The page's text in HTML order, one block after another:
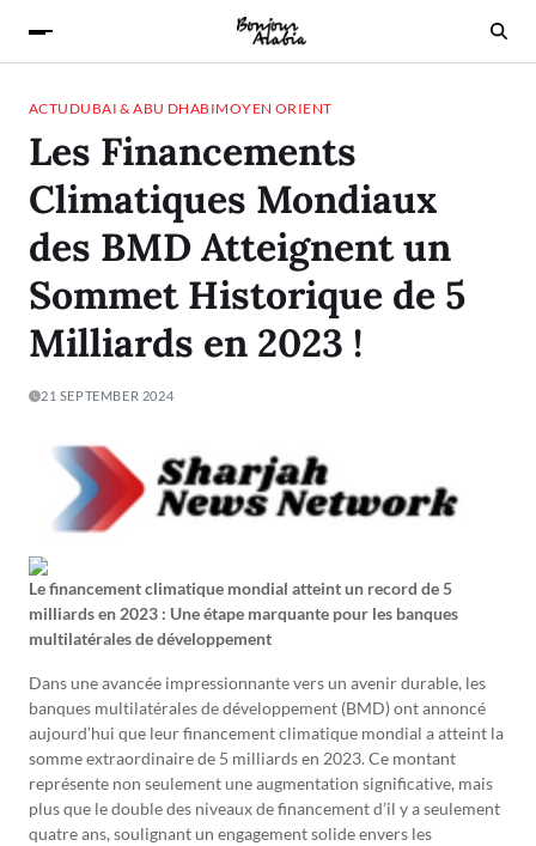
ACTU DUBAI & ABU DHABIMOYEN ORIENT
Les Financements
Climatiques Mondiaux
des BMD Atteignent un
Sommet Historique de 5
Milliards en 2023 !
21 SEPTEMBER 2024
Le financement climatique mondial atteint un record de 5
milliards en 2023 : Une étape marquante pour les banques
multilatérales de développement
Dans une avancée impressionnante vers un avenir durable, les
banques multilatérales de développement (BMD) ont annoncé
aujourd’hui que leur financement climatique mondial a atteint la
somme extraordinaire de 5 milliards en 2023. Ce montant
représente non seulement une augmentation significative, mais
plus que le double des niveaux de financement d’il y a seulement
quatre ans, soulignant un engagement solide envers les